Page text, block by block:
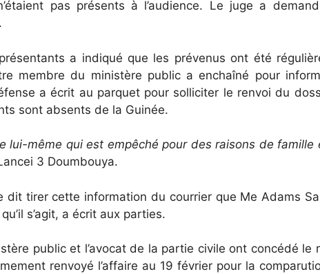
pas présents à l’audience. Le juge a
a indiqué que les prévenus ont été
membre du ministère public a enchaîné pour
a écrit au parquet pour solliciter le renvoi du
sont absents de la Guinée.
lui-même qui est empêché pour des raisons de famille
3 Doumbouya.
dit tirer cette information du courrier que Me Adams
s’agit, a écrit aux parties.
public et l’avocat de la partie civile ont concédé le
renvoyé l’affaire au 19 février pour la